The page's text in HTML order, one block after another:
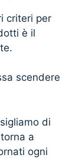
criteri per
è il
scendere
di
a
ogni